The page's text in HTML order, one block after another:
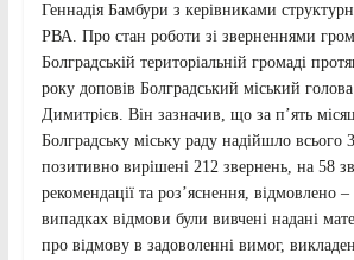
Геннадія Бамбури з керівниками
РВА. Про стан роботи зі зверненнями
Болградській територіальній громаді
року доповів Болградський міський
Димитрієв. Він зазначив, що за п’ять
Болградську міську раду надійшло всього
позитивно вирішені 212 звернень, на 58
рекомендації та роз’яснення, відмовлено
випадках відмови були вивчені надані
про відмову в задоволенні вимог,